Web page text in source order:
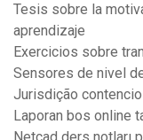
Tesis sobre la
aprendizaje
Exercicios sobre
Sensores de nivel
Jurisdição
Laporan bos online